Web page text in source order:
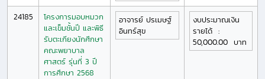
24185
โครงการมอบหมวก
และเข็มชั้นปี และพิธี
รับตะเกียงนักศึกษา
คณะพยาบาล
ศาสตร์ รุ่นที่ 3 ปี
การศึกษา 2568
อาจารย์ ปรเมษฐ์
อินทร์สุข
งบประมาณเงิน
รายได้:
50,000.00บาท